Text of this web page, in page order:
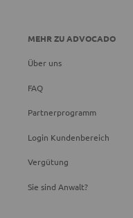
MEHR ZU ADVOCADO
Über uns
FAQ
Partnerprogramm
Login Kundenbereich
Vergütung
Sie sind Anwalt?